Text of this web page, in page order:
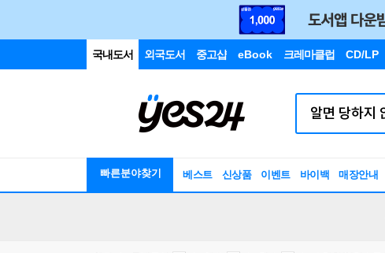
국내도서 외국도서 중고샵 eBook 크레마클럽 CD/LP
빠른분야찾기 베스트 신상품 이벤트 바이백 매장안내